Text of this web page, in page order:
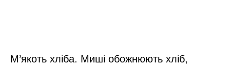
М’якоть хліба. Миші обожнюють хліб,